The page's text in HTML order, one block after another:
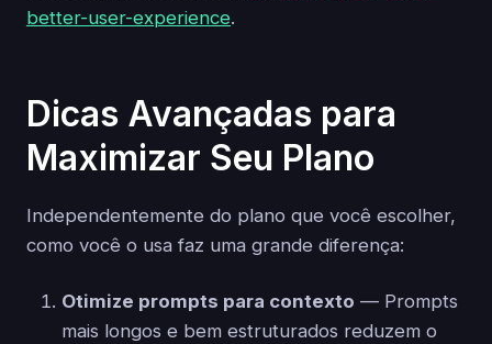
better-user-experience.
Dicas Avançadas para
Maximizar Seu Plano
Independentemente do plano que você escolher,
como você o usa faz uma grande diferença:
Otimize prompts para contexto — Prompts
mais longos e bem estruturados reduzem o